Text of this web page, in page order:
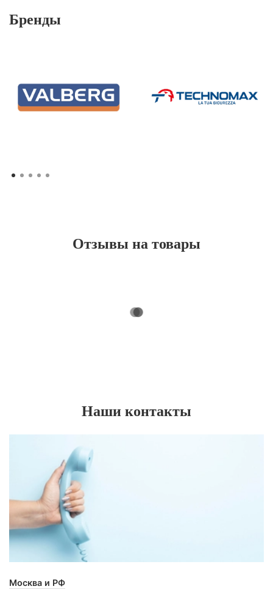
Бренды
Отзывы на товары
Наши контакты
Москва и РФ